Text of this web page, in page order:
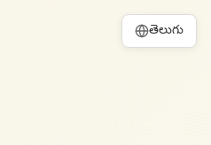
తెలుగు